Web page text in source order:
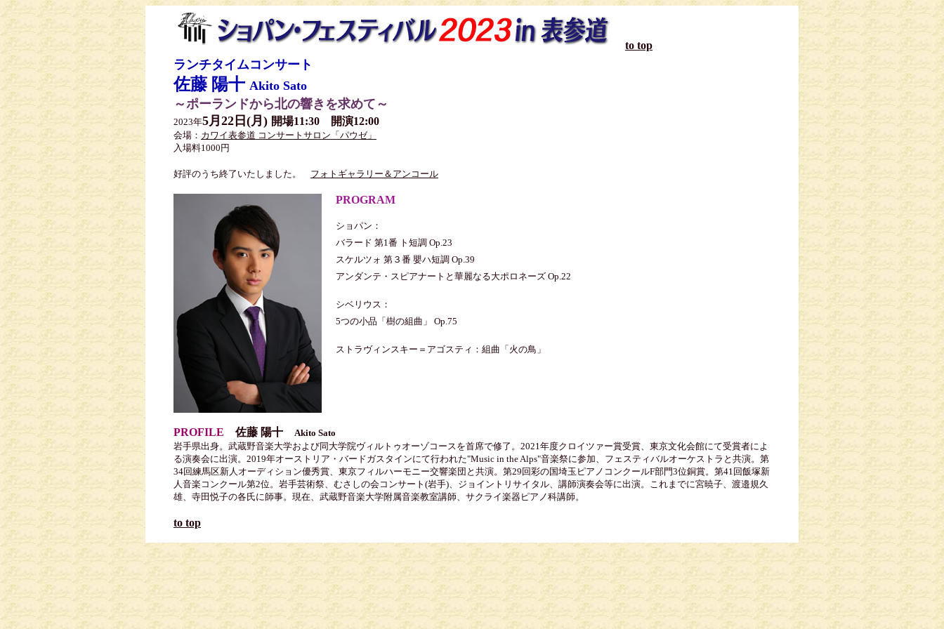
to top
ランチタイムコンサート
佐藤 陽十 Akito Sato
～ポーランドから北の響きを求めて～
2023年5月22日(月) 開場11:30 開演12:00
会場： カワイ表参道 コンサートサロン「パウゼ」
入場料1000円
好評のうち終了いたしました。 フォトギャラリー＆アンコール
PROGRAM
ショパン：
バラード 第1番 ト短調 Op.23
スケルツォ 第３番 嬰ハ短調 Op.39
アンダンテ・スピアナートと華麗なる大ポロネーズ Op.22
シベリウス：
5つの小品「樹の組曲」 Op.75
ストラヴィンスキー＝アゴスティ：組曲「火の鳥」
PROFILE 佐藤 陽十
Akito Sato
岩手県出身。武蔵野音楽大学および同大学院ヴィルトゥオーゾコースを首席で修了。2021年度クロイツァー賞受賞、東京文化会館にて受賞者によ
る演奏会に出演。2019年オーストリア・バードガスタインにて行われた"Music in the Alps"音楽祭に参加、フェスティバルオーケストラと共演。第
34回練馬区新人オーディション優秀賞、東京フィルハーモニー交響楽団と共演。第29回彩の国埼玉ピアノコンクールF部門3位銅賞。第41回飯塚新
人音楽コンクール第2位。岩手芸術祭、むさしの会コンサート(岩手)、ジョイントリサイタル、講師演奏会等に出演。これまでに宮暁子、渡邉規久
雄、寺田悦子の各氏に師事。現在、武蔵野音楽大学附属音楽教室講師、サクライ楽器ピアノ科講師。
to top